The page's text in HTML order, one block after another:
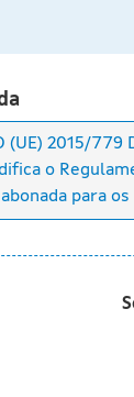
(UE) 2015/779
o
para